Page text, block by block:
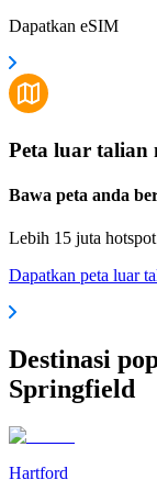
Dapatkan eSIM
Peta luar talian
Bawa peta anda
Lebih 15 juta
Dapatkan peta luar
Destinasi
Springfield
Hartford